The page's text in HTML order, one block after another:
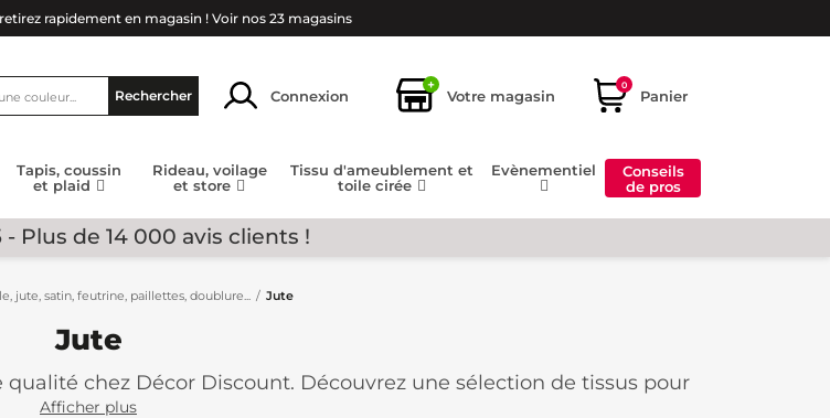
rapidement en magasin ! Voir nos 23 magasins
Rechercher Connexion
+
Votre magasin
0
Panier
Tapis, coussin
et plaid
Rideau, voilage
et store
Tissu d'ameublement et
toile cirée
Evènementiel
Conseils
de pros
5 - Plus de 14 000 avis clients !
jute, satin, feutrine, paillettes, doublure... Jute
Jute
chez Décor Discount. Découvrez une sélection de tissus pour
laissez libre court à votre créativité et créer des pièces uniques à
Afficher plus